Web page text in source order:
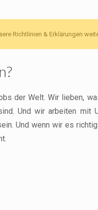
Richtlinien & Erklärungen
der Welt. Wir lieben,
Und wir arbeiten mit
Und wenn wir es